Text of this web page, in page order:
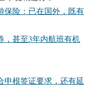
保险：已在国外，既有
，甚至3年内航班有机
申根签证要求，还有延